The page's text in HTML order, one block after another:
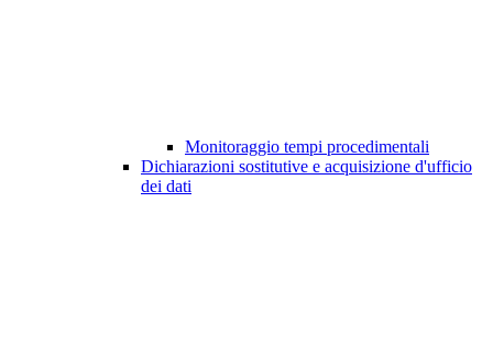
Monitoraggio tempi procedimentali
Dichiarazioni sostitutive e acquisizione d'ufficio
dei dati